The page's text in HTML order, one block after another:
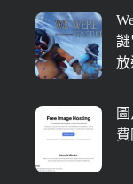
謎
放